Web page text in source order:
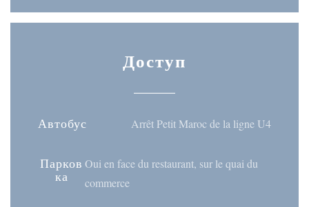
Доступ
Автобус Arrêt Petit Maroc de la ligne U4
Парков
ка
Oui en face du restaurant, sur le quai du
commerce